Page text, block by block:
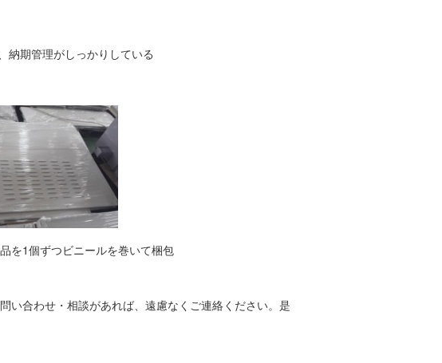
納期管理がしっかりしている
を1個ずつビニールを巻いて梱包
い合わせ・相談があれば、遠慮なくご連絡ください。是